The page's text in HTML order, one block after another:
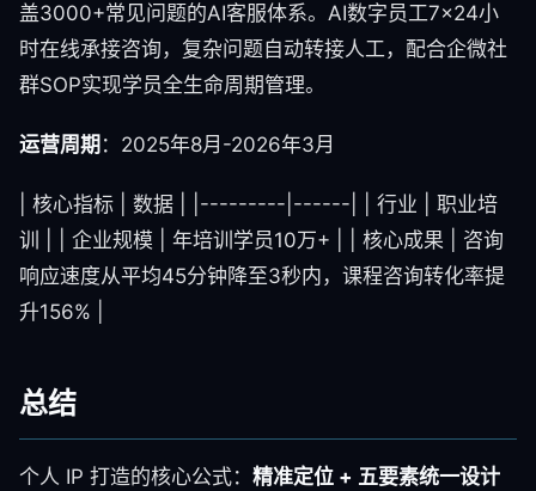
盖3000+常见问题的AI客服体系。AI数字员工7×24小
时在线承接咨询，复杂问题自动转接人工，配合企微社
群SOP实现学员全生命周期管理。
运营周期 ：2025年8月-2026年3月
| 核心指标 | 数据 | |---------|------| | 行业 | 职业培
训 | | 企业规模 | 年培训学员10万+ | | 核心成果 | 咨询
响应速度从平均45分钟降至3秒内，课程咨询转化率提
升156% |
总结
个人 IP 打造的核心公式： 精准定位 + 五要素统一设计